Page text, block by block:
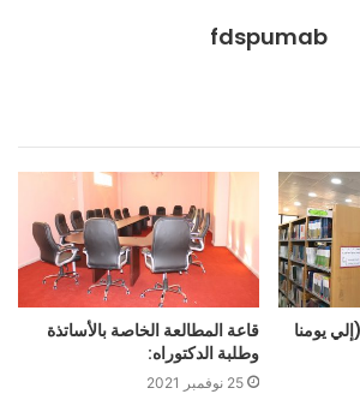
fdspumab
يومنا
قاعة المطالعة الخاصة بالأساتذة
وطلبة الدكتوراه:
25 نوفمبر 2021